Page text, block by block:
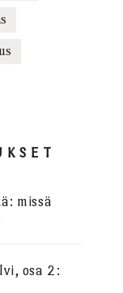
missä
osa 2: